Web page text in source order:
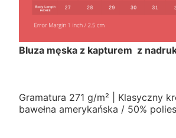
Bluza męska z kapturem z
Gramatura 271 g/m² | Klasyczny
bawełna amerykańska / 50%